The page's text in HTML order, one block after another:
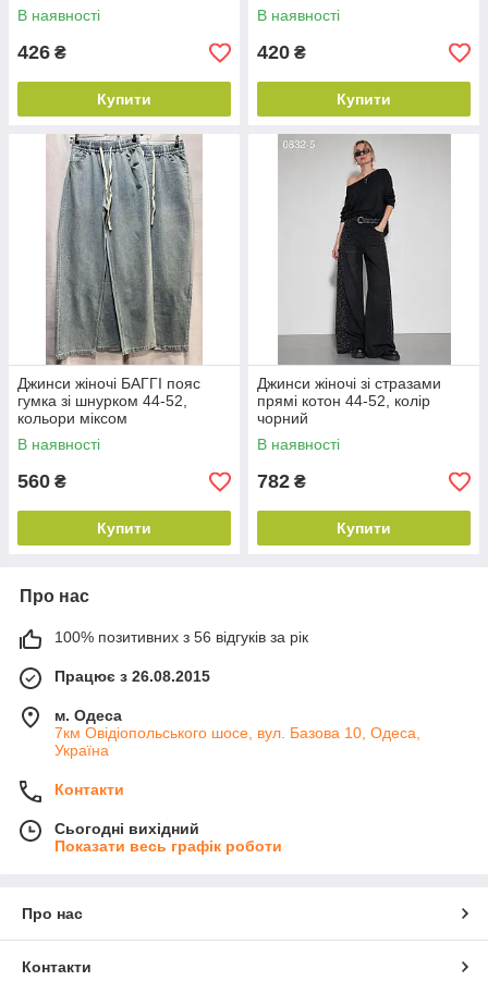
В наявності
426 ₴
Купити
В наявності
420 ₴
Купити
Джинси жіночі БАГГІ пояс
гумка зі шнурком 44-52,
кольори міксом
В наявності
560 ₴
Купити
Джинси жіночі зі стразами
прямі котон 44-52, колір
чорний
В наявності
782 ₴
Купити
Про нас
100% позитивних з 56 відгуків за рік
Працює з 26.08.2015
м. Одеса
7км Овідіопольського шосе, вул. Базова 10, Одеса,
Україна
Контакти
Сьогодні вихідний
Показати весь графік роботи
Про нас
Контакти